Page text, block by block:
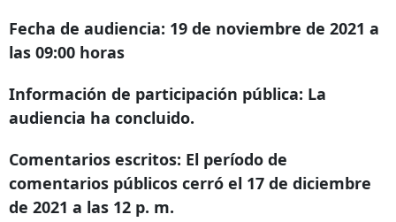
Fecha de audiencia: 19 de noviembre de 2021 a
las 09:00 horas
Información de participación pública: La
audiencia ha concluido.
Comentarios escritos: El período de
comentarios públicos cerró el 17 de diciembre
de 2021 a las 12 p. m.